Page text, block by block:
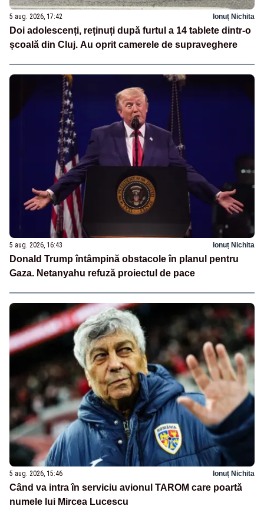
5 aug. 2026, 17:42 Ionuț Nichita
Doi adolescenți, reținuți după furtul a 14 tablete dintr-o
școală din Cluj. Au oprit camerele de supraveghere
5 aug. 2026, 16:43 Ionuț Nichita
Donald Trump întâmpină obstacole în planul pentru
Gaza. Netanyahu refuză proiectul de pace
5 aug. 2026, 15:46 Ionuț Nichita
Când va intra în serviciu avionul TAROM care poartă
numele lui Mircea Lucescu